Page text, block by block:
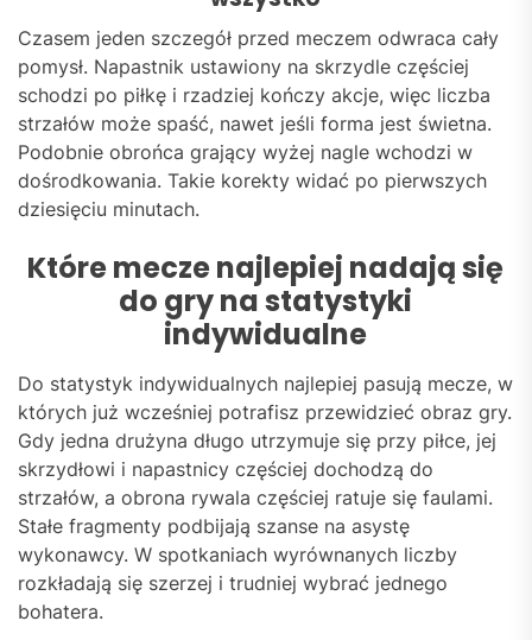
Czasem jeden szczegół przed meczem odwraca cały
pomysł. Napastnik ustawiony na skrzydle częściej
schodzi po piłkę i rzadziej kończy akcje, więc liczba
strzałów może spaść, nawet jeśli forma jest świetna.
Podobnie obrońca grający wyżej nagle wchodzi w
dośrodkowania. Takie korekty widać po pierwszych
dziesięciu minutach.
Które mecze najlepiej nadają się
do gry na statystyki
indywidualne
Do statystyk indywidualnych najlepiej pasują mecze, w
których już wcześniej potrafisz przewidzieć obraz gry.
Gdy jedna drużyna długo utrzymuje się przy piłce, jej
skrzydłowi i napastnicy częściej dochodzą do
strzałów, a obrona rywala częściej ratuje się faulami.
Stałe fragmenty podbijają szanse na asystę
wykonawcy. W spotkaniach wyrównanych liczby
rozkładają się szerzej i trudniej wybrać jednego
bohatera.